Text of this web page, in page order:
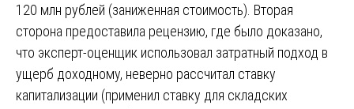
120 млн рублей (заниженная стоимость). Вторая
сторона предоставила рецензию, где было доказано,
что эксперт-оценщик использовал затратный подход в
ущерб доходному, неверно рассчитал ставку
капитализации (применил ставку для складских